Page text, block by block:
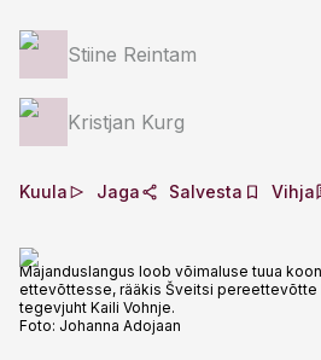
Stiine Reintam
Kristjan Kurg
Kuula Jaga Salvesta Vihja
Majanduslangus loob võimaluse tuua
ettevõttesse, rääkis Šveitsi pereettevõtte
tegevjuht Kaili Vohnje.
Foto: Johanna Adojaan